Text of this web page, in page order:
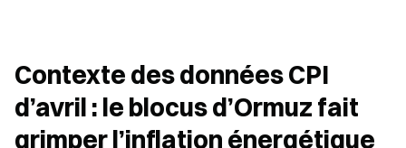
Contexte des données CPI
d’avril : le blocus d’Ormuz fait
grimper l’inflation énergétique